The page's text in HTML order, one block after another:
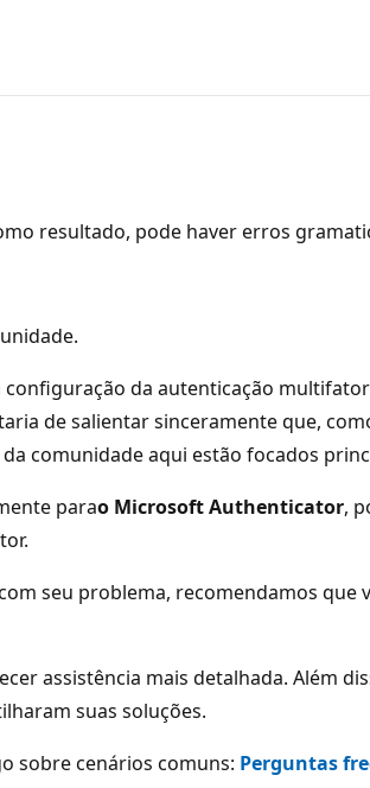
resultado, pode haver erros
da autenticação
de salientar sinceramente que,
comunidade aqui estão focados
parao MicrosoftAuthenticator,
seu problema, recomendamos que
assistência mais detalhada. Além
suas soluções.
sobre cenários comuns: Perguntas